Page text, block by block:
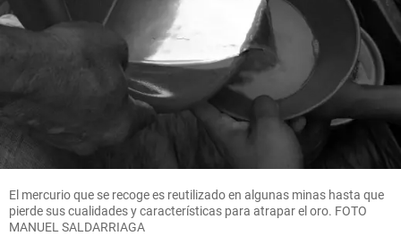
El mercurio que se recoge es reutilizado en algunas minas hasta que
pierde sus cualidades y características para atrapar el oro. FOTO
MANUEL SALDARRIAGA